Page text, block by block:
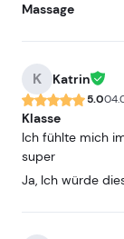
Massage
K Katrin
5.0
Klasse
Ich fühlte mich
super
Ja, Ich würde